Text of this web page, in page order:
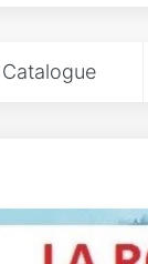
Catalogue